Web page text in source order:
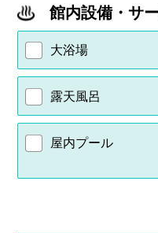
館内設備・サ
大浴場
露天風呂
屋内プール